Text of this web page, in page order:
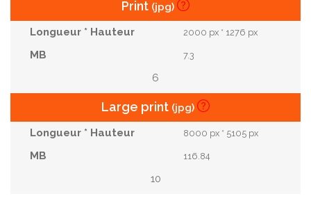
Print (jpg)
2000 px * 1276 px
7.3
6
Large print (jpg)
8000 px * 5105 px
116.84
10